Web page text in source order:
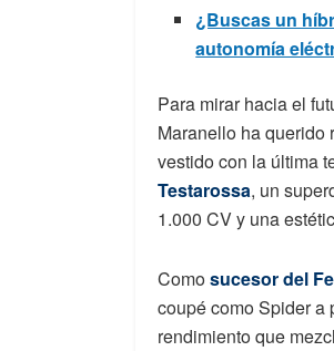
¿Buscas un
autonomía
Para mirar hacia el
Maranello ha querido
vestido con la última
Testarossa, un
1.000 CV y una
Comosucesor del
coupé como Spider a
rendimiento que